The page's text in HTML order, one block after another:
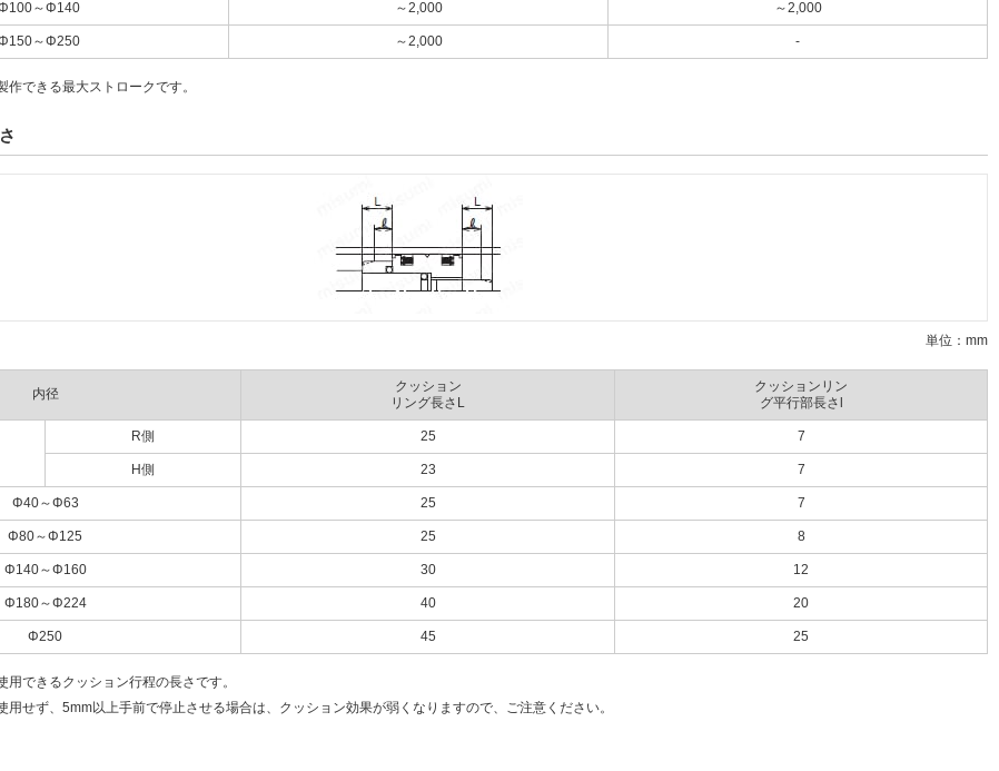
～Φ140 ～2,000 ～2,000
～Φ250 ～2,000 -
作できる最大ストロークです。
単位：mm
内径
クッション
リング長さL
クッションリン
グ平行部長さl
R側 25 7
H側 23 7
Φ40～Φ63 25 7
Φ80～Φ125 25 8
Φ140～Φ160 30 12
Φ180～Φ224 40 20
Φ250 45 25
用できるクッション行程の長さです。
用せず、5mm以上手前で停止させる場合は、クッション効果が弱くなりますので、ご注意ください。